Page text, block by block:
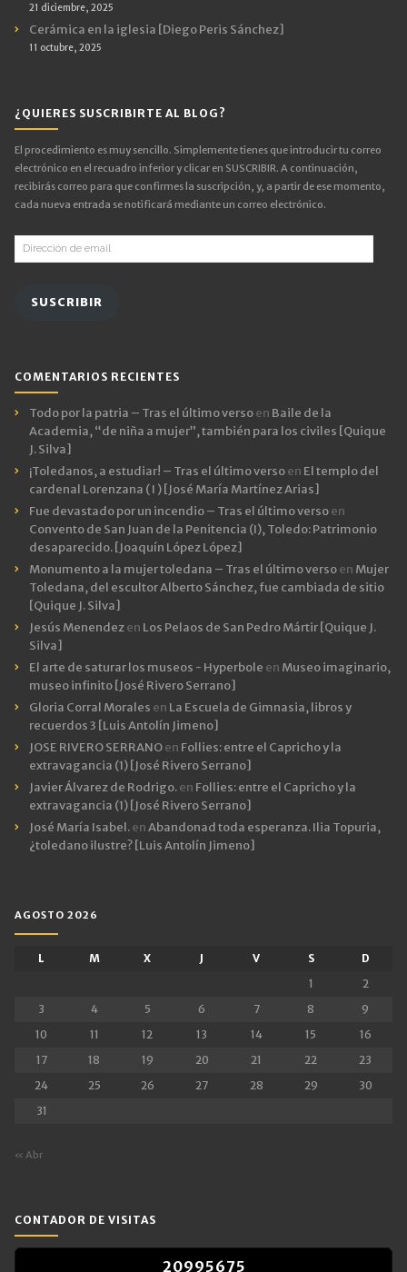
21 diciembre, 2025
Cerámica en la iglesia [Diego Peris Sánchez]
11 octubre, 2025
¿QUIERES SUSCRIBIRTE AL BLOG?
El procedimiento es muy sencillo. Simplemente tienes que introducir tu correo
electrónico en el recuadro inferior y clicar en SUSCRIBIR. A continuación,
recibirás correo para que confirmes la suscripción, y, a partir de ese momento,
cada nueva entrada se notificará mediante un correo electrónico.
Dirección
de
SUSCRIBIR
COMENTARIOS RECIENTES
Todo por la patria – Tras el último versoen Baile de la
Academia, “de niña a mujer”, también para los civiles [Quique
J. Silva]
¡Toledanos, a estudiar! – Tras el último versoen El templo del
cardenal Lorenzana ( I ) [José María Martínez Arias]
Fue devastado por un incendio – Tras el último versoen
Convento de San Juan de la Penitencia (I), Toledo: Patrimonio
desaparecido. [Joaquín López López]
Monumento a la mujer toledana – Tras el último versoen Mujer
Toledana, del escultor Alberto Sánchez, fue cambiada de sitio
[Quique J. Silva]
Jesús Menendezen Los Pelaos de San Pedro Mártir [Quique J.
Silva]
El arte de saturar los museos - Hyperbole en Museo imaginario,
museo infinito [José Rivero Serrano]
Gloria Corral Morales en La Escuela de Gimnasia, libros y
recuerdos 3 [Luis Antolín Jimeno]
JOSE RIVERO SERRANOen Follies: entre el Capricho y la
extravagancia (1) [José Rivero Serrano]
Javier Álvarez de Rodrigo.en Follies: entre el Capricho y la
extravagancia (1) [José Rivero Serrano]
José María Isabel.enAbandonad toda esperanza. Ilia Topuria,
¿toledano ilustre? [Luis Antolín Jimeno]
AGOSTO 2026
L M X J V S
D
1
2
3
4 5 6 7 8
9
10
11 12 13 14 15
16
17
18 19 20 21 22
23
24
25 26 27 28 29
30
31
« Abr
CONTADOR DE VISITAS
20995675